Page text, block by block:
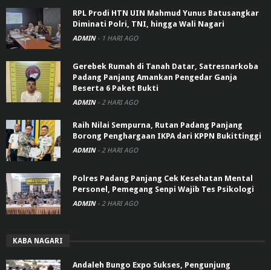
RPL Prodi HTN UIN Mahmud Yunus Batusangkar
Diminati Polri, TNI, hingga Wali Nagari
ADMIN - 1 HARI AGO
Gerebek Rumah di Tanah Datar, Satresnarkoba
Padang Panjang Amankan Pengedar Ganja
Beserta 6 Paket Bukti
ADMIN - 2 HARI AGO
Raih Nilai Sempurna, Rutan Padang Panjang
Borong Penghargaan IKPA dari KPPN Bukittinggi
ADMIN - 2 HARI AGO
Polres Padang Panjang Cek Kesehatan Mental
Personel, Pemegang Senpi Wajib Tes Psikologi
ADMIN - 2 HARI AGO
KABA NAGARI
Andaleh Bungo Expo Sukses, Pengunjung